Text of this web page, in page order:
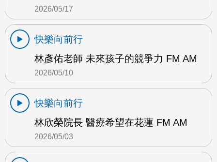
2026/05/17
快樂向前行
林彥佑老師 未來孩子的競爭力 FM AM
2026/05/10
快樂向前行
林欣榮院長 醫療希望在花蓮 FM AM
2026/05/03